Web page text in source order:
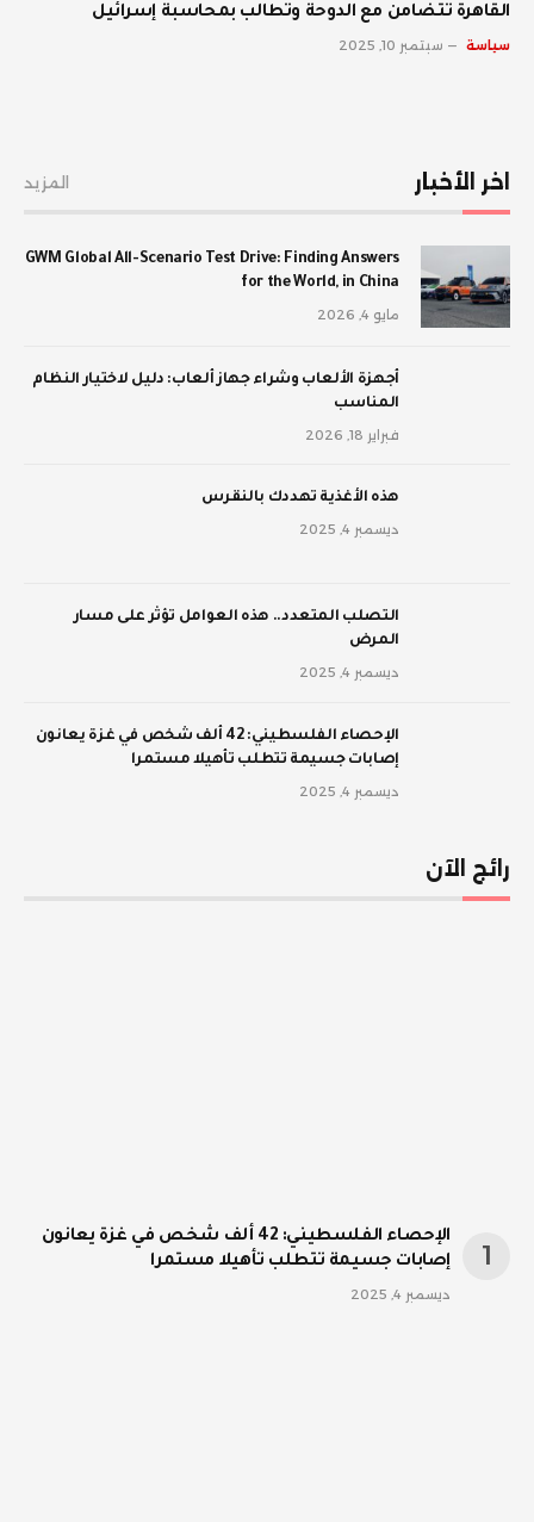
القاهرة تتضامن مع الدوحة وتطالب بمحاسبة إسرائيل
سياسة سبتمبر 10, 2025
اخر الأخبار المزيد
GWM Global All-Scenario Test Drive: Finding Answers
for the World, in China
مايو 4, 2026
أجهزة الألعاب وشراء جهاز ألعاب: دليل لاختيار النظام
المناسب
فبراير 18, 2026
‫هذه الأغذية تهددك بالنقرس
ديسمبر 4, 2025
‫التصلب المتعدد.. هذه العوامل تؤثر على مسار
المرض
ديسمبر 4, 2025
الإحصاء الفلسطيني: 42 ألف شخص في غزة يعانون
إصابات جسيمة تتطلب تأهيلا مستمرا
ديسمبر 4, 2025
رائج الآن
الإحصاء الفلسطيني: 42 ألف شخص في غزة يعانون
إصابات جسيمة تتطلب تأهيلا مستمرا
ديسمبر 4, 2025